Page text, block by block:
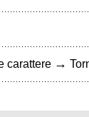
carattere →